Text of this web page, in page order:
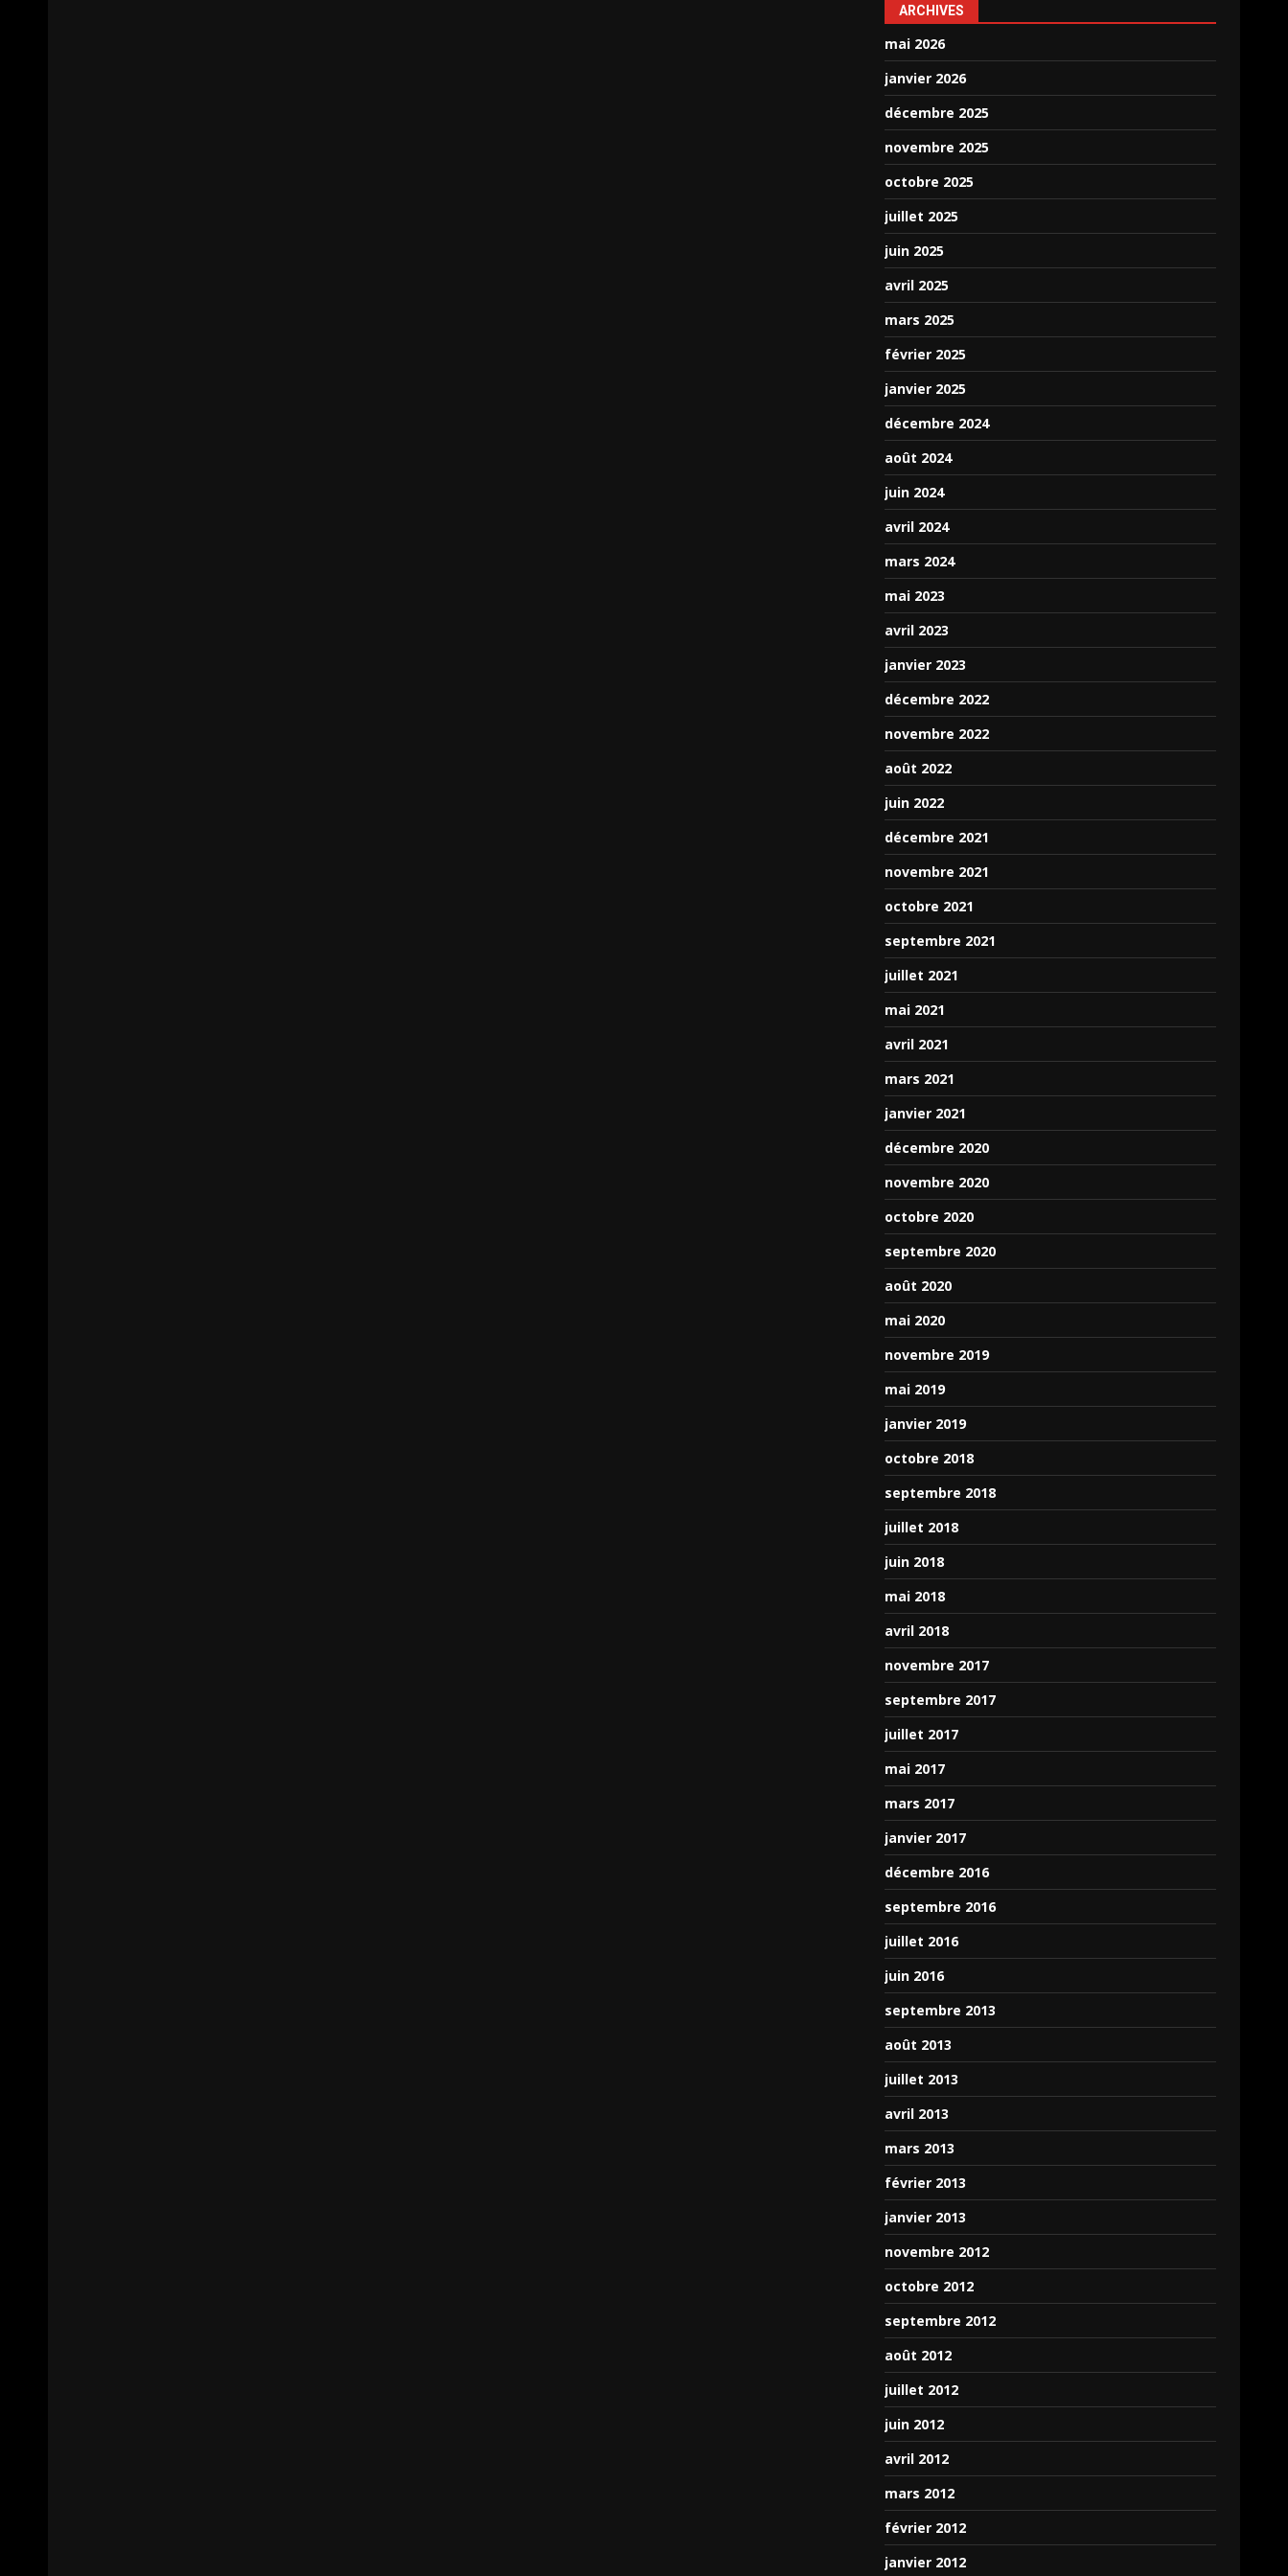
ARCHIVES
mai 2026
janvier 2026
décembre 2025
novembre 2025
octobre 2025
juillet 2025
juin 2025
avril 2025
mars 2025
février 2025
janvier 2025
décembre 2024
août 2024
juin 2024
avril 2024
mars 2024
mai 2023
avril 2023
janvier 2023
décembre 2022
novembre 2022
août 2022
juin 2022
décembre 2021
novembre 2021
octobre 2021
septembre 2021
juillet 2021
mai 2021
avril 2021
mars 2021
janvier 2021
décembre 2020
novembre 2020
octobre 2020
septembre 2020
août 2020
mai 2020
novembre 2019
mai 2019
janvier 2019
octobre 2018
septembre 2018
juillet 2018
juin 2018
mai 2018
avril 2018
novembre 2017
septembre 2017
juillet 2017
mai 2017
mars 2017
janvier 2017
décembre 2016
septembre 2016
juillet 2016
juin 2016
septembre 2013
août 2013
juillet 2013
avril 2013
mars 2013
février 2013
janvier 2013
novembre 2012
octobre 2012
septembre 2012
août 2012
juillet 2012
juin 2012
avril 2012
mars 2012
février 2012
janvier 2012